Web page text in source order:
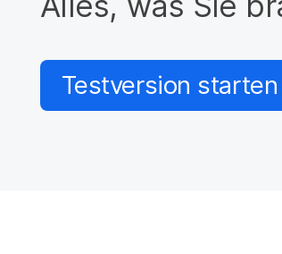
a
p
n
Testversion starten